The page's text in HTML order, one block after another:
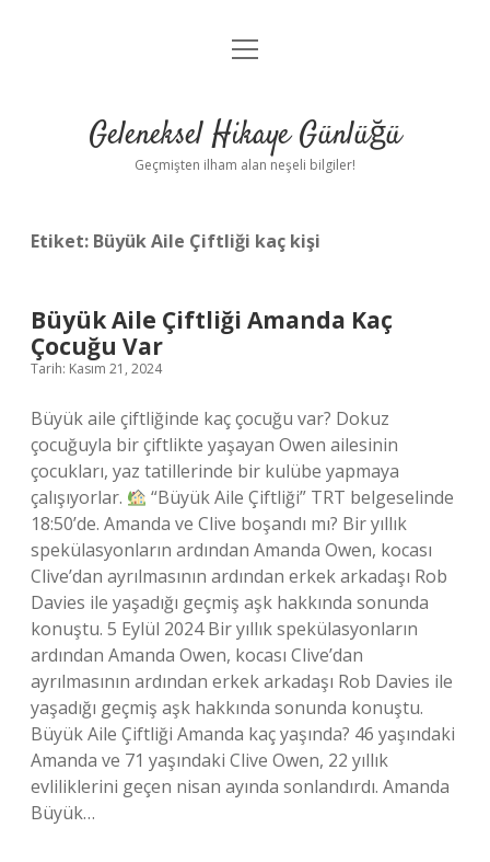
Anasayfa
Yasal Uyarı
menüyü
Geleneksel Hikaye Günlüğü
Geçmişten ilham alan neşeli bilgiler!
Etiket: Büyük Aile Çiftliği kaç kişi
Büyük Aile Çiftliği Amanda Kaç
Çocuğu Var
Tarih: Kasım 21, 2024
Büyük aile çiftliğinde kaç çocuğu var? Dokuz
çocuğuyla bir çiftlikte yaşayan Owen ailesinin
çocukları, yaz tatillerinde bir kulübe yapmaya
çalışıyorlar.
“Büyük Aile Çiftliği” TRT belgeselinde
18:50’de. Amanda ve Clive boşandı mı? Bir yıllık
spekülasyonların ardından Amanda Owen, kocası
Clive’dan ayrılmasının ardından erkek arkadaşı Rob
Davies ile yaşadığı geçmiş aşk hakkında sonunda
konuştu. 5 Eylül 2024 Bir yıllık spekülasyonların
ardından Amanda Owen, kocası Clive’dan
ayrılmasının ardından erkek arkadaşı Rob Davies ile
yaşadığı geçmiş aşk hakkında sonunda konuştu.
Büyük Aile Çiftliği Amanda kaç yaşında? 46 yaşındaki
Amanda ve 71 yaşındaki Clive Owen, 22 yıllık
evliliklerini geçen nisan ayında sonlandırdı. Amanda
Büyük…